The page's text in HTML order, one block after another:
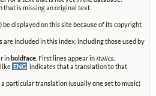
that is missing an original text.
displayed on this site because of its copyright
included in this index, including those used by
inboldface . First lines appear in italics.
ENG indicates that a translation to that
particular translation (usually one set to music)